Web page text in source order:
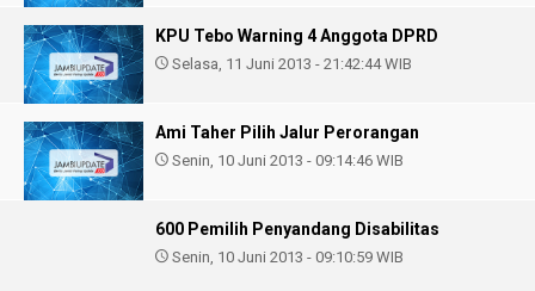
KPU Tebo Warning 4 Anggota DPRD
Selasa, 11 Juni 2013 - 21:42:44 WIB
Ami Taher Pilih Jalur Perorangan
Senin, 10 Juni 2013 - 09:14:46 WIB
600 Pemilih Penyandang Disabilitas
Senin, 10 Juni 2013 - 09:10:59 WIB